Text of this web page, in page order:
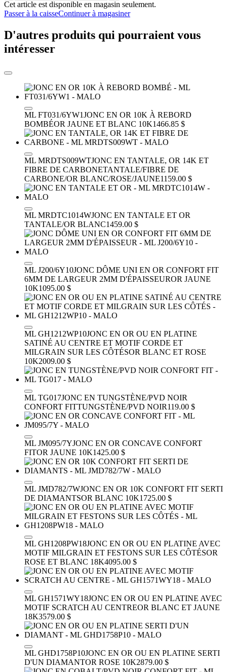
Cet article est disponible en magasin seulement.
Passer à la caisseContinuer à magasiner
D'autres produits qui pourraient vous
intéresser
ML FT031/6YW1JONC EN OR 10K À REBORD
BOMBÉOR JAUNE ET BLANC 10K1466.85 $
ML MRDTS009WTJONC EN TANTALE, OR 14K ET
FIBRE DE CARBONETANTALE/FIBRE DE
CARBONE/OR BLANC/ROSE/JAUNE1159.00 $
ML MRDTC1014WJONC EN TANTALE ET OR
TANTALE/OR BLANC1459.00 $
ML J200/6Y10JONC DÔME UNI EN OR CONFORT FIT
6MM DE LARGEUR 2MM D'ÉPAISSEUROR JAUNE
10K1095.00 $
ML GH1212WP10JONC EN OR OU EN PLATINE
SATINÉ AU CENTRE ET MOTIF CORDE ET
MILGRAIN SUR LES CÔTÉSOR BLANC ET ROSE
10K2009.00 $
ML TG017JONC EN TUNGSTÈNE/PVD NOIR
CONFORT FITTUNGSTÈNE/PVD NOIR119.00 $
ML JM095/7YJONC EN OR CONCAVE CONFORT
FITOR JAUNE 10K1425.00 $
ML JMD782/7WJONC EN OR 10K CONFORT FIT SERTI
DE DIAMANTSOR BLANC 10K1725.00 $
ML GH1208PW18JONC EN OR OU EN PLATINE AVEC
MOTIF MILGRAIN ET FESTONS SUR LES CÔTÉSOR
ROSE ET BLANC 18K4095.00 $
ML GH1571WY18JONC EN OR OU EN PLATINE AVEC
MOTIF SCRATCH AU CENTREOR BLANC ET JAUNE
18K3579.00 $
ML GHD1758P10JONC EN OR OU EN PLATINE SERTI
D'UN DIAMANTOR ROSE 10K2879.00 $